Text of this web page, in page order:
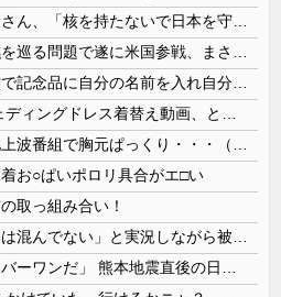
お○ぱいポロリ具合がエ□い
取っ組み合い！